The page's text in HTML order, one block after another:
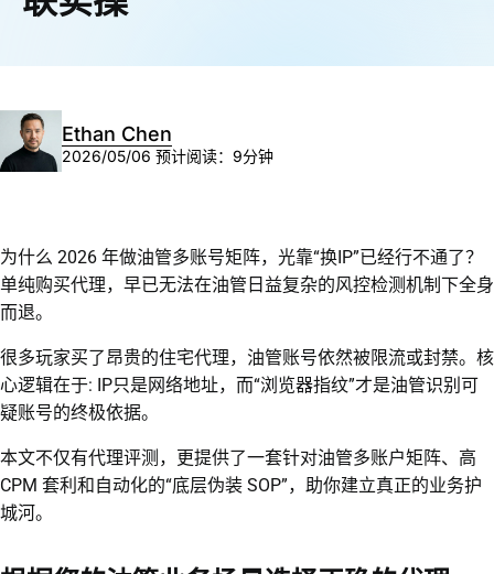
Ethan Chen
2026/05/06 预计阅读：9分钟
为什么 2026 年做油管多账号矩阵，光靠“换IP”已经行不通了？
单纯购买代理，早已无法在油管日益复杂的风控检测机制下全身
而退。
很多玩家买了昂贵的住宅代理，油管账号依然被限流或封禁。核
心逻辑在于: IP只是网络地址，而“浏览器指纹”才是油管识别可
疑账号的终极依据。
本文不仅有代理评测，更提供了一套针对油管多账户矩阵、高
CPM 套利和自动化的“底层伪装 SOP”，助你建立真正的业务护
城河。